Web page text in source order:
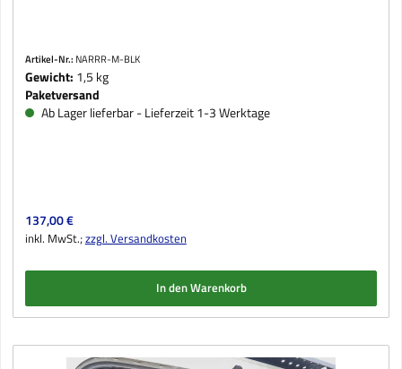
Artikel-Nr.: NARRR-M-BLK
Gewicht: 1,5 kg
Paketversand
Ab Lager lieferbar - Lieferzeit 1-3 Werktage
Regulärer Preis:
137,00 €
inkl. MwSt.;zzgl. Versandkosten
In den Warenkorb